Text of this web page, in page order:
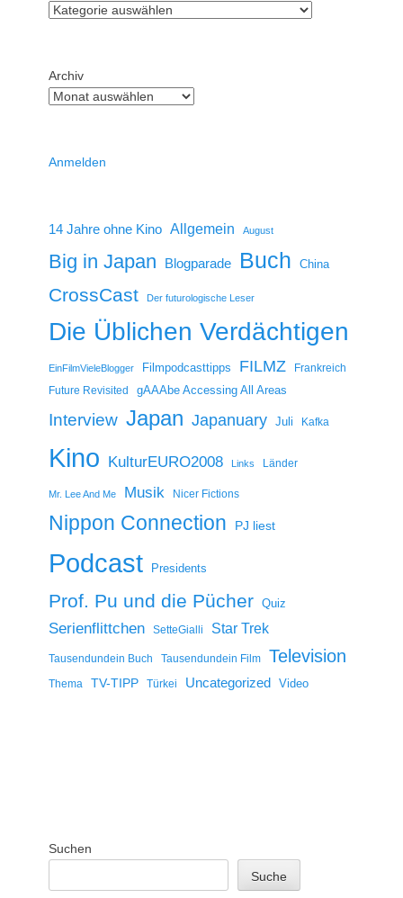
Archiv
Anmelden
14 Jahre ohne Kino Allgemein August
Big in Japan Blogparade Buch China
CrossCast Der futurologische Leser
Die Üblichen Verdächtigen
EinFilmVieleBlogger Filmpodcasttipps FILMZ
Frankreich
Future Revisited
gAAAbe Accessing All Areas
Interview Japan Japanuary Juli Kafka
Kino KulturEURO2008 Links Länder
Mr. Lee And Me Musik Nicer Fictions
Nippon Connection PJ liest
Podcast Presidents
Prof. Pu und die Pücher Quiz
Serienflittchen SetteGialli Star Trek
Tausendundein Buch Tausendundein Film Television
Thema TV-TIPP Türkei Uncategorized Video
Suchen
Suche